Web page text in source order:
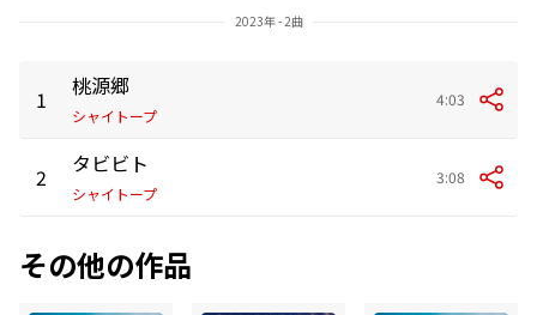
2023年 - 2曲
1 桃源郷
シャイトープ
4:03
2 タビビト
シャイトープ
3:08
その他の作品